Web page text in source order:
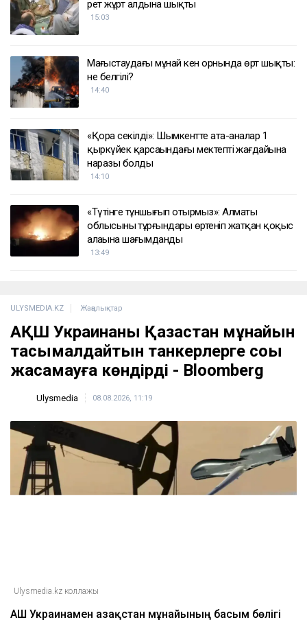
рет жұрт алдына шықты
15:03
Маңғыстаудағы мұнай кен орнында өрт шықты:
не белгілі?
14:40
«Қора секілді»: Шымкентте ата-аналар 1
қыркүйек қарсаңындағы мектептің жағдайына
наразы болды
14:10
«Түтінге тұншығып отырмыз»: Алматы
облысының тұрғындары өртеніп жатқан қоқыс
алаңына шағымданды
13:49
ULYSMEDIA.KZ Жаңалықтар
АҚШ Украинаны Қазақстан мұнайын
тасымалдайтын танкерлерге соққы
жасамауға көндірді - Bloomberg
Ulysmedia 08.08.2026, 11:19
Ulysmedia.kz коллажы
АҚШ Украинамен Қазақстан мұнайының басым бөлігі